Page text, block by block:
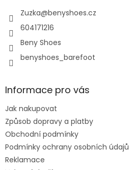
Zuzka@benyshoes.cz
604171216
Beny Shoes
benyshoes_barefoot
Informace pro vás
Jak nakupovat
Způsob dopravy a platby
Obchodní podmínky
Podmínky ochrany osobních údajů
Reklamace